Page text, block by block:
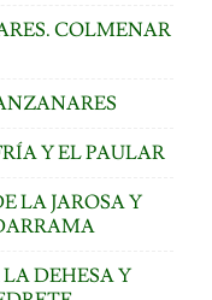
COLMENAR
Y EL PAULAR
LA JAROSA Y
DEHESA Y